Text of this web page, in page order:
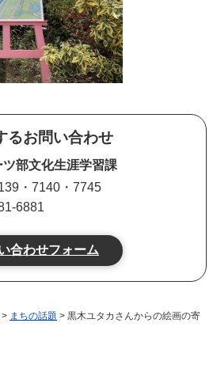
るお問い合わせ
部文化生涯学習課
・7140・7745
6881
> まちの話題 > 黒木ユタカさんからの絵画の寄